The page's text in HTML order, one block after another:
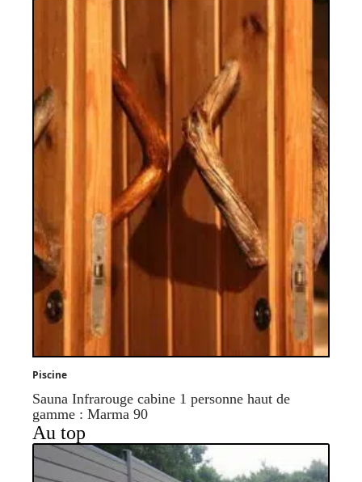
Piscine
Sauna Infrarouge cabine 1 personne haut de
gamme : Marma 90
Au top